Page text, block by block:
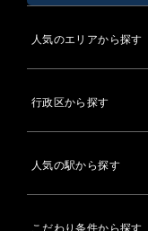
人気のエリアから探す
行政区から探す
人気の駅から探す
こだわり条件から探す